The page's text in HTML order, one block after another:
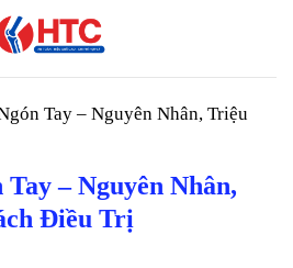
Tay – Nguyên Nhân, Triệu
– Nguyên Nhân,
Điều Trị